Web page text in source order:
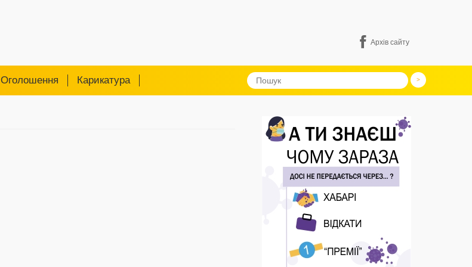
Архів сайту
Оголошення Карикатура